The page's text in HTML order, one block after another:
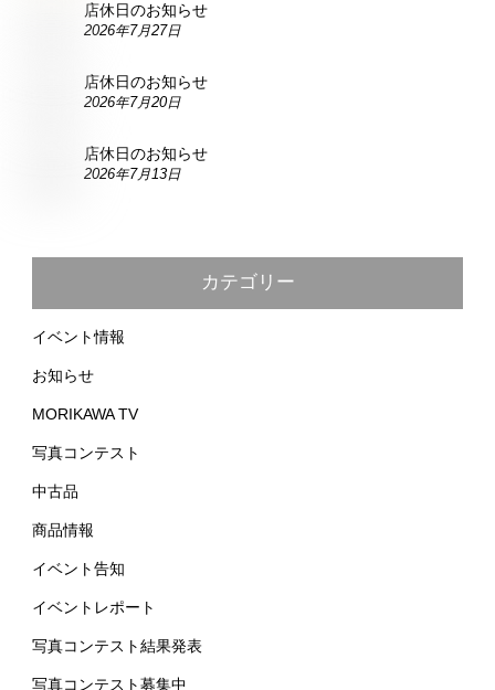
店休日のお知らせ
2026年7月27日
店休日のお知らせ
2026年7月20日
店休日のお知らせ
2026年7月13日
カテゴリー
イベント情報
お知らせ
MORIKAWA TV
写真コンテスト
中古品
商品情報
イベント告知
イベントレポート
写真コンテスト結果発表
写真コンテスト募集中